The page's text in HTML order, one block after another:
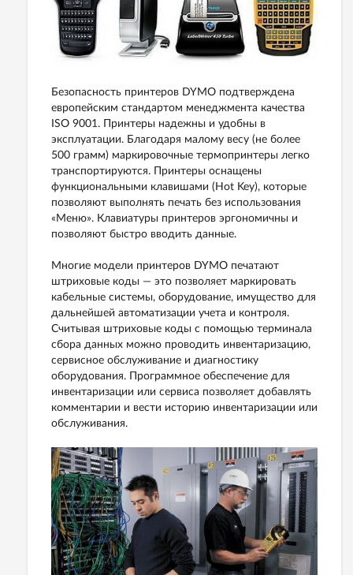
Безопасность принтеров DYMO подтверждена
европейским стандартом менеджмента качества
ISO 9001. Принтеры надежны и удобны в
эксплуатации. Благодаря малому весу (не более
500 грамм) маркировочные термопринтеры легко
транспортируются. Принтеры оснащены
функциональными клавишами (Hot Key), которые
позволяют выполнять печать без использования
«Меню». Клавиатуры принтеров эргономичны и
позволяют быстро вводить данные.
Многие модели принтеров DYMO печатают
штриховые коды — это позволяет маркировать
кабельные системы, оборудование, имущество для
дальнейшей автоматизации учета и контроля.
Считывая штриховые коды с помощью терминала
сбора данных можно проводить инвентаризацию,
сервисное обслуживание и диагностику
оборудования. Программное обеспечение для
инвентаризации или сервиса позволяет добавлять
комментарии и вести историю инвентаризации или
обслуживания.